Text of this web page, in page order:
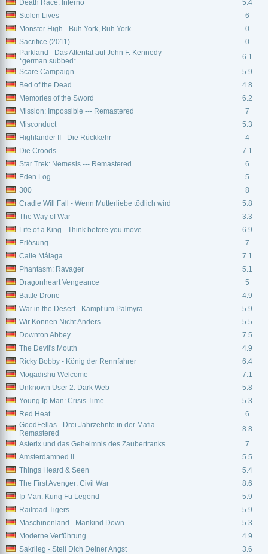
Death Race: Inferno
5.4
Stolen Lives
6
Monster High - Buh York, Buh York
0
Sacrifice (2011)
0
Parkland - Das Attentat auf John F. Kennedy
*german subbed*
6.1
Scare Campaign
5.9
Bed of the Dead
4.8
Memories of the Sword
6.2
Mission: Impossible --- Remastered
7
Misconduct
5.3
Highlander II - Die Rückkehr
4
Die Croods
7.1
Star Trek: Nemesis --- Remastered
6
Eden Log
5
300
8
Cradle Will Fall - Wenn Mutterliebe tödlich wird
5.8
The Way of War
3.3
Life of a King - Think before you move
6.9
Erlösung
7
Calle Málaga
7.1
Phantasm: Ravager
5.1
Dragonheart Vengeance
5
Battle Drone
4.9
War in the Desert - Kampf um Palmyra
5.9
Wir Können Nicht Anders
5.5
Downton Abbey
7.5
The Devil's Mouth
4.9
Ricky Bobby - König der Rennfahrer
6.4
Mogadishu Welcome
7.1
Unknown User 2: Dark Web
5.8
Young Ip Man: Crisis Time
5.3
Red Heat
6
GoodFellas - Drei Jahrzehnte in der Mafia ---
Remastered
8.8
Asterix und das Geheimnis des Zaubertranks
7
Amsterdamned II
5.5
Things Heard & Seen
5.4
The First Avenger: Civil War
8.6
Ip Man: Kung Fu Legend
5.9
Railroad Tigers
5.9
Maschinenland - Mankind Down
5.3
Moderne Verführung
4.9
Sakrileg - Stell Dich Deiner Angst
3.6